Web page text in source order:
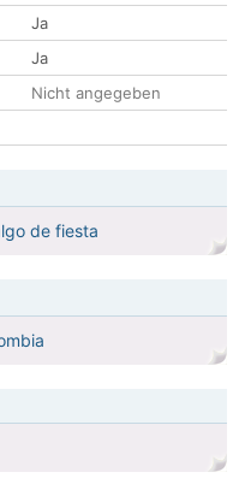
Ja
Ja
Nicht angegeben
de fiesta